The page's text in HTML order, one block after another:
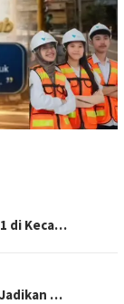
di Keca…
Jadikan …